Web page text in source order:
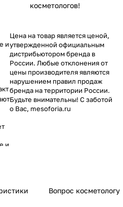
и
и
косметологов!
Цена на товар является ценой,
утвержденной официальным
дистрибьютором бренда в
России. Любые отклонения от
цены производителя являются
нарушением правил продаж
бренда на территории России.
Будьте внимательны! С заботой
о Вас, mesoforia.ru
Вопрос косметологу